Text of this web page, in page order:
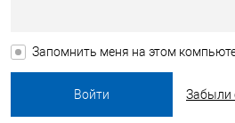
Запомнить меня на этом
Забыли